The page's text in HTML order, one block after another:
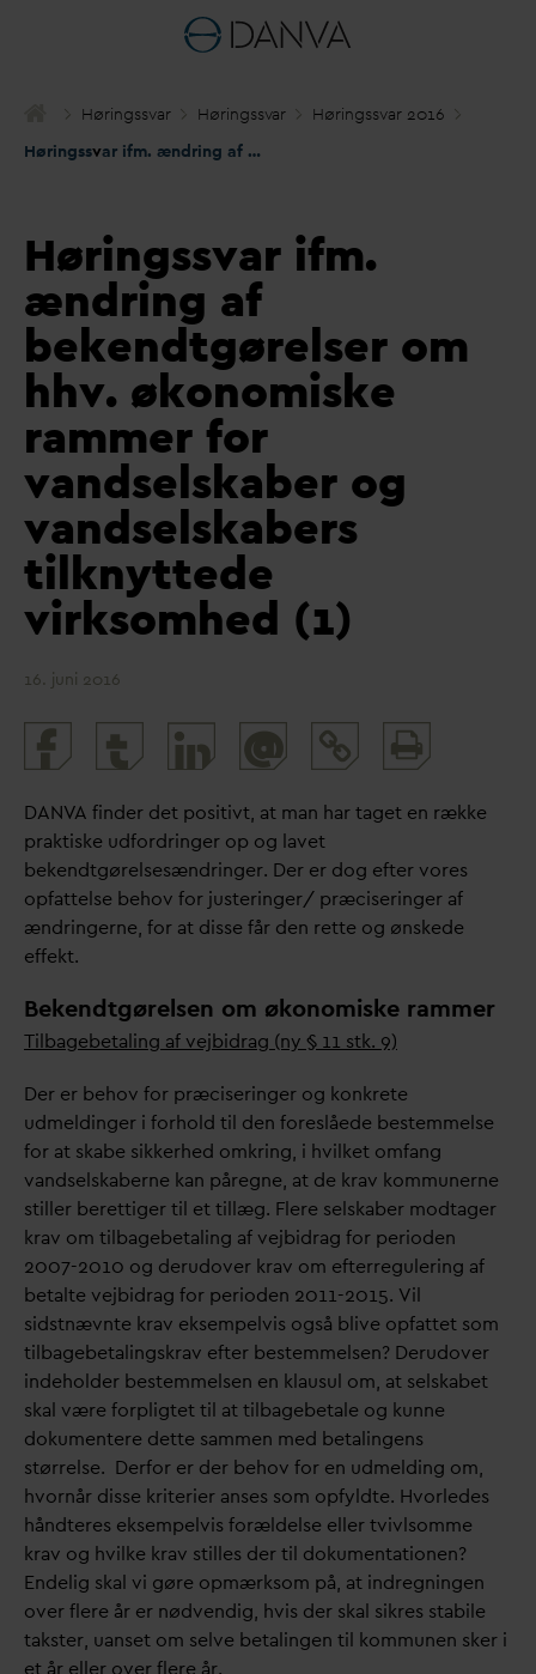
Høringssvar Høringssvar Høringssvar 2016
Høringssvar ifm. ændring af bekendtgørelser om hhv. økonomiske rammer for
Høringssvar ifm.
ændring af
bekendtgørelser om
hhv. økonomiske
rammer for
vandselskaber og
vandselskabers
tilknyttede
virksomhed (1)
16. juni 2016
@
and
DANVA finder det positivt, at man har taget en række
praktiske udfordringer op og lavet
bekendtgørelsesændringer. Der er dog efter vores
opfattelse behov for justeringer/ præciseringer af
ændringerne, for at disse får den rette og ønskede
effekt.
Bekendtgørelsen om økonomiske rammer
Tilbagebetaling af vejbidrag (ny § 11 stk. 9)
Der er behov for præciseringer og konkrete
udmeldinger i forhold til den foreslåede bestemmelse
for at skabe sikkerhed omkring, i hvilket omfang
vandselskaberne kan påregne, at de krav kommunerne
stiller berettiger til et tillæg. Flere selskaber modtager
krav om tilbagebetaling af vejbidrag for perioden
2007-2010 og derudover krav om efterregulering af
betalte vejbidrag for perioden 2011-2015. Vil
sidstnævnte krav eksempelvis også blive opfattet som
tilbagebetalingskrav efter bestemmelsen? Derudover
indeholder bestemmelsen en klausul om, at selskabet
skal være forpligtet til at tilbagebetale og kunne
dokumentere dette sammen med betalingens
størrelse. Derfor er der behov for en udmelding om,
hvornår disse kriterier anses som opfyldte. Hvorledes
håndteres eksempelvis forældelse eller tvivlsomme
krav og hvilke krav stilles der til dokumentationen?
Endelig skal vi gøre opmærksom på, at indregningen
over flere år er nødvendig, hvis der skal sikres stabile
takster, uanset om selve betalingen til kommunen sker i
et år eller over flere år.